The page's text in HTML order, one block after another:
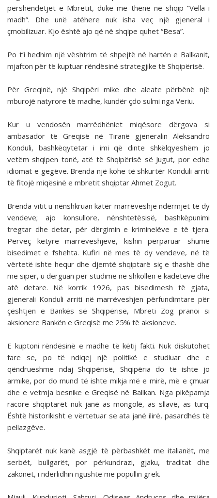
përshëndetjet e Mbretit, duke më thënë në shqip “Vëlla i
madh”. Dhe unë atëhere nuk isha veç një gjeneral i
çmobilizuar. Kjo është ajo që në shqipe quhet “Besa”.
Po t’i hedhim një vështrim të shpejtë në hartën e Ballkanit,
mjafton për të kuptuar rëndësinë strategjike të Shqipërisë.
Për Greqinë, një Shqipëri mike dhe aleate përbënë një
mburojë natyrore të madhe, kundër çdo sulmi nga Veriu.
Kur u vendosën marrëdhëniet miqësore dërgova si
ambasador të Greqisë në Tiranë gjeneralin Aleksandro
Konduli, bashkëqytetar i imi që dinte shkëlqyeshëm jo
vetëm shqipen tonë, atë të Shqipërisë së Jugut, por edhe
idiomat e gegëve. Brenda një kohe të shkurtër Konduli arriti
të fitojë miqësinë e mbretit shqiptar Ahmet Zogut.
Brenda vitit u nënshkruan katër marrëveshje ndërmjet të dy
vendeve; ajo konsullore, nënshtetësisë, bashkëpunimi
tregtar dhe detar, për dërgimin e kriminelëve e të tjera.
Përveç këtyre marrëveshjeve, kishin përparuar shumë
bisedimet e fshehta. Kufiri në mes të dy vendeve, në të
vërtetë ishte hequr dhe djemtë shqiptarë siç e thashë dhe
më sipër, u dërguan për studime në shkollën e kadetëve dhe
atë detare. Në korrik 1926, pas bisedimesh të gjata,
gjenerali Konduli arriti në marrëveshjen përfundimtare për
çështjen e Bankës së Shqipërisë, Mbreti Zog pranoi si
aksionere Bankën e Greqisë me 25% të aksioneve.
E kuptoni rëndësinë e madhe të këtij fakti. Nuk diskutohet
fare se, po të ndiqej një politikë e studiuar dhe e
qëndrueshme ndaj Shqipërisë, Shqipëria do të ishte jo
armike, por do mund të ishte mikja më e mirë, më e çmuar
dhe e vetmja besnike e Greqisë në Ballkan. Nga pikëpamja
racore shqiptarët nuk janë as mongolë, as sllavë, as turq.
Është historikisht e vërtetuar se ata janë ilirë, pasardhës të
pellazgëve.
Shqiptarët nuk kanë asgjë të përbashkët me italianët, me
serbët, bullgarët, por përkundrazi, gjaku, traditat dhe
zakonet, i ndërlidhin ngushtë me popullin grek.